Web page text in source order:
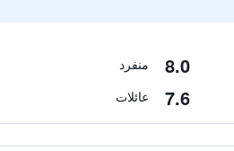
8.0 منفرد
7.6 عائلات